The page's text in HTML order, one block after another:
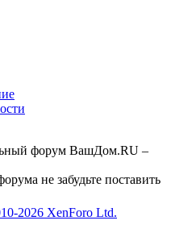
форум ВашДом.RU –
не забудьте поставить
2026 XenForo Ltd.